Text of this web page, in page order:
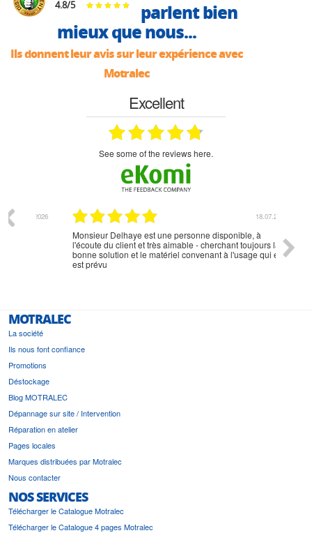
4.8/5
parlent bien
mieux que nous...
Ils donnent leur avis sur leur expérience avec
Motralec
Excellent
see some of the reviews here.
18.07.2026
Monsieur Delhaye est une personne disponible, à
l'écoute du client et très aimable - cherchant toujours la
bonne solution et le matériel convenant à l'usage qui en
est prévu
MOTRALEC
La société
Ils nous font confiance
Promotions
Déstockage
Blog MOTRALEC
Dépannage sur site / Intervention
Réparation en atelier
Pages locales
Marques distribuées par Motralec
Nous contacter
NOS SERVICES
Télécharger le Catalogue Motralec
Télécharger le Catalogue 4 pages Motralec